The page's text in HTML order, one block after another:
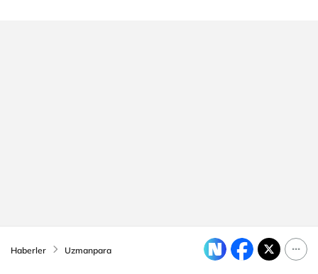
Haberler Uzmanpara